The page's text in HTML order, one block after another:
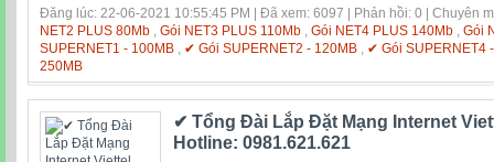
Đăng lúc: 22-06-2021 10:55:45 PM | Đã xem: 6097 | Phản hồi: 0 | Chuyên
NET2 PLUS 80Mb , Gói NET3 PLUS 110Mb , Gói NET4 PLUS 140Mb , Gói
SUPERNET1 - 100MB , ✔ Gói SUPERNET2 - 120MB , ✔ Gói SUPERNET4
250MB
✔ Tổng Đài Lắp Đặt Mạng Internet
Hotline: 0981.621.621